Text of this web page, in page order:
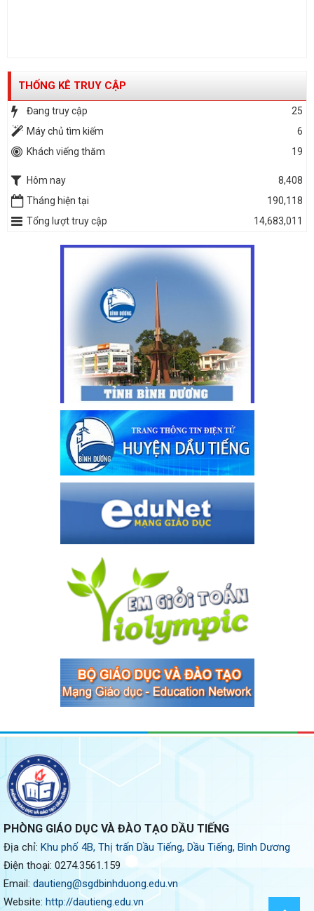
THỐNG KÊ TRUY CẬP
Đang truy cập
25
Máy chủ tìm kiếm
6
Khách viếng thăm
19
Hôm nay
8,408
Tháng hiện tại
190,118
Tổng lượt truy cập
14,683,011
PHÒNG GIÁO DỤC VÀ ĐÀO TẠO DẦU TIẾNG
Địa chỉ: Khu phố 4B, Thị trấn Dầu Tiếng, Dầu Tiếng, Bình Dương
Điện thoại: 0274.3561.159
Email: dautieng@sgdbinhduong.edu.vn
Website: http://dautieng.edu.vn